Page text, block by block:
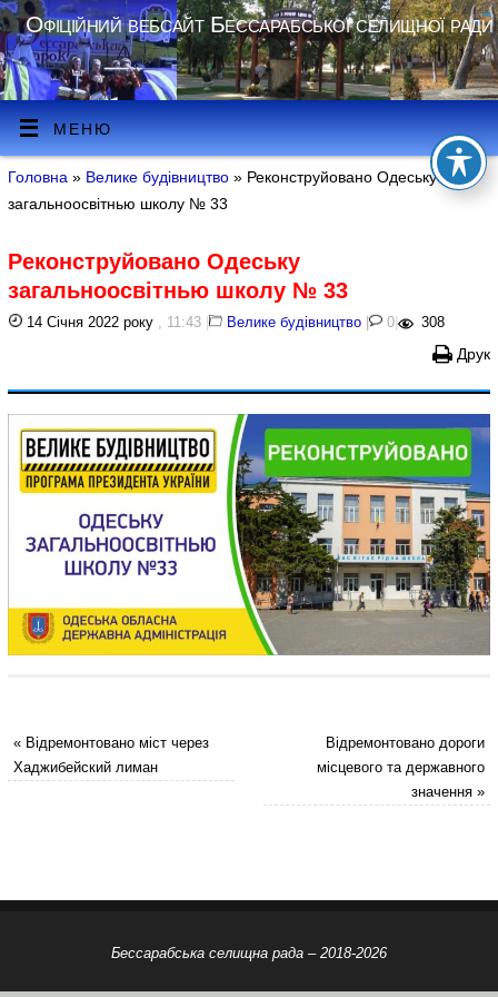
Офіційний вебсайт Бессарабської селищної ради
МЕНЮ
Головна » Велике будівництво » Реконструйовано Одеську
загальноосвітнью школу № 33
Реконструйовано Одеську
загальноосвітнью школу № 33
14 Січня 2022 року , 11:43 | Велике будівництво | 0 | 308
Друк
«Відремонтовано міст через
Хаджибейский лиман
Відремонтовано дороги
місцевого та державного
значення»
Бессарабська селищна рада – 2018-2026